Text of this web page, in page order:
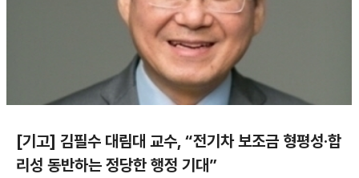
[기고] 김필수 대림대 교수, “전기차 보조금 형평성·합
리성 동반하는 정당한 행정 기대”